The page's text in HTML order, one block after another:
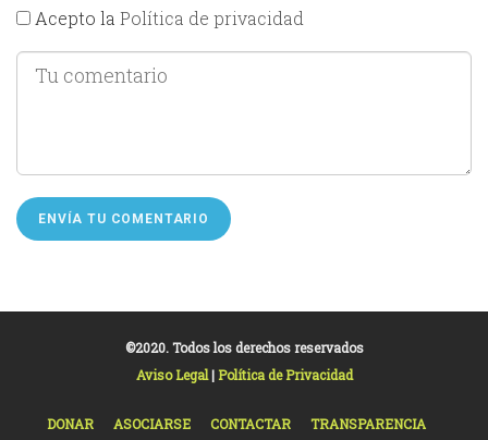
Acepto la Política de privacidad
©2020. Todos los derechos reservados
Aviso Legal|Política de Privacidad
DONAR ASOCIARSE CONTACTAR TRANSPARENCIA